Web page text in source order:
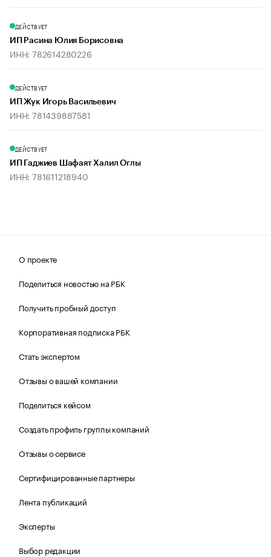
ДЕЙСТВУЕТ
ИП Расина Юлия Борисовна
ИНН: 782614280226
ДЕЙСТВУЕТ
ИП Жук Игорь Васильевич
ИНН: 781439887581
ДЕЙСТВУЕТ
ИП Гаджиев Шафаят Халил Оглы
ИНН: 781611218940
О проекте
Поделиться новостью на РБК
Получить пробный доступ
Корпоративная подписка РБК
Стать экспертом
Отзывы о вашей компании
Поделиться кейсом
Создать профиль группы компаний
Отзывы о сервисе
Сертифицированные партнеры
Лента публикаций
Эксперты
Выбор редакции